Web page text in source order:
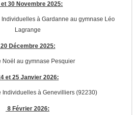
et 30 Novembre 2025:
à Gardanne au gymnase Léo
Lagrange
20 Décembre 2025:
Noël au gymnase Pesquier
et 25 Janvier 2026:
Individuelles à Genevilliers (92230)
8 Février 2026: